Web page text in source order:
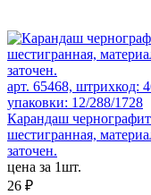
арт. 65468, штрихкод:
упаковки: 12/288/1728
Карандаш
шестигранная,
заточен.
цена за 1шт.
26 ₽